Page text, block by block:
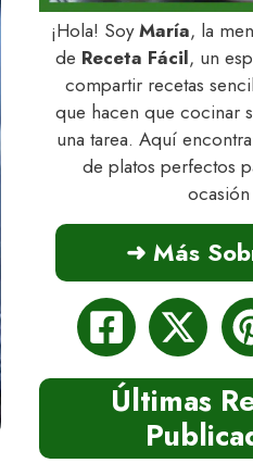
¡Hola! SoyMaría, la
de Receta Fácil, un
compartir recetas
que hacen que cocinar
una tarea. Aquí
de platos perfectos
ocasión
➜ Más
Últimas